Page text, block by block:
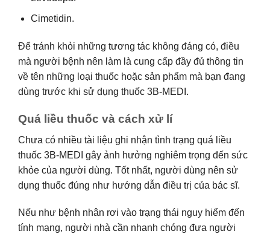
Cimetidin.
Để tránh khỏi những tương tác không đáng có, điều
mà người bệnh nên làm là cung cấp đầy đủ thông tin
về tên những loại thuốc hoặc sản phẩm mà bạn đang
dùng trước khi sử dụng thuốc 3B-MEDI.
Quá liều thuốc và cách xử lí
Chưa có nhiều tài liệu ghi nhận tình trạng quá liều
thuốc 3B-MEDI gây ảnh hưởng nghiêm trọng đến sức
khỏe của người dùng. Tốt nhất, người dùng nên sử
dụng thuốc đúng như hướng dẫn điều trị của bác sĩ.
Nếu như bệnh nhân rơi vào trạng thái nguy hiểm đến
tính mạng, người nhà cần nhanh chóng đưa người